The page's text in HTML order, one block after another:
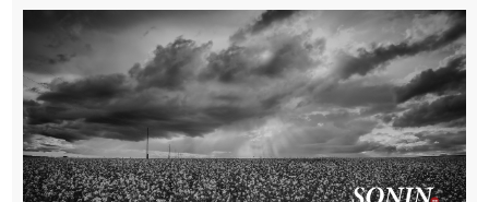
Спорт
Easy news